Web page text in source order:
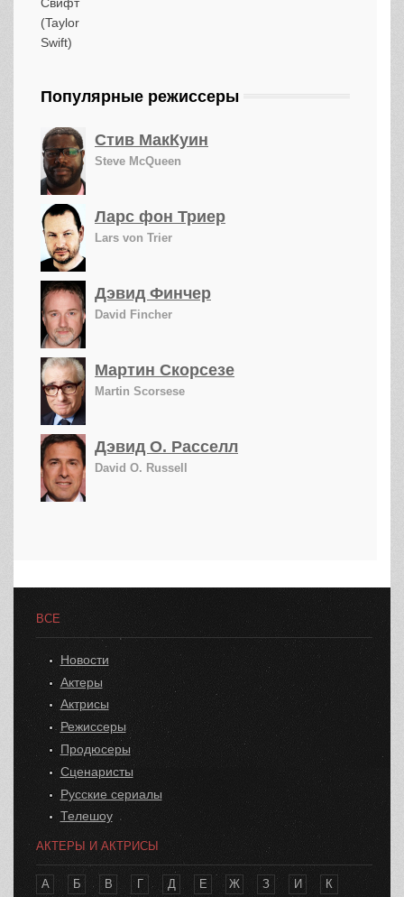
Популярные режиссеры
Стив МакКуин
Steve McQueen
Ларс фон Триер
Lars von Trier
Дэвид Финчер
David Fincher
Мартин Скорсезе
Martin Scorsese
Дэвид О. Расселл
David O. Russell
ВСЕ
Новости
Актеры
Актрисы
Режиссеры
Продюсеры
Сценаристы
Русские сериалы
Телешоу
АКТЕРЫ И АКТРИСЫ
А Б В Г Д Е Ж З И К